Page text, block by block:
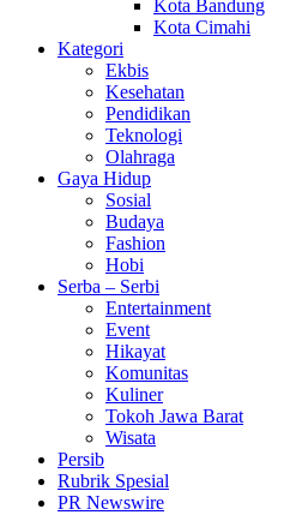
Kota Bandung
Kota Cimahi
Kategori
Ekbis
Kesehatan
Pendidikan
Teknologi
Olahraga
Gaya Hidup
Sosial
Budaya
Fashion
Hobi
Serba – Serbi
Entertainment
Event
Hikayat
Komunitas
Kuliner
Tokoh Jawa Barat
Wisata
Persib
Rubrik Spesial
PR Newswire